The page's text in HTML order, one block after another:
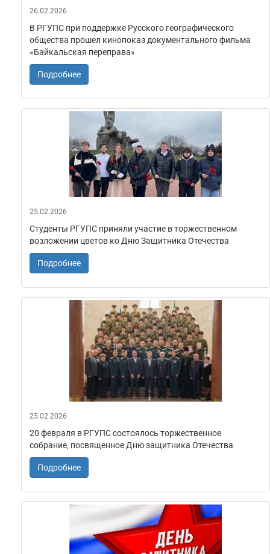
26.02.2026
В РГУПС при поддержке Русского географического
общества прошел кинопоказ документального фильма
«Байкальская переправа»
Подробнее
25.02.2026
Студенты РГУПС приняли участие в торжественном
возложении цветов ко Дню Защитника Отечества
Подробнее
25.02.2026
20 февраля в РГУПС состоялось торжественное
собрание, посвященное Дню защитника Отечества
Подробнее